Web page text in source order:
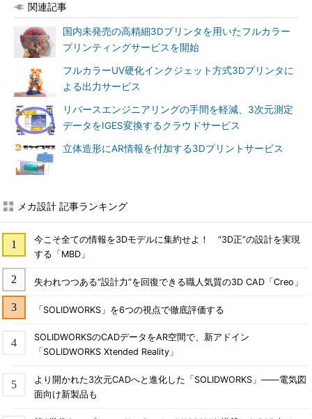
関連記事
国内未発売の高精細3Dプリンタを用いたフルカラー
プリンティングサービスを開始
フルカラーUV硬化インクジェット方式3Dプリンタに
よる出力サービス
リバースエンジニアリングの手間を軽減、3次元測定
データをIGES変換するクラウドサービス
立体造形にAR情報を付加する3Dプリントサービス
メカ設計 記事ランキング
今こそ全ての情報を3Dモデルに集約せよ！ “3D正”の設計を実現
する「MBD」
失われつつある“設計力”を回復できる職人気質の3D CAD「Creo」
「SOLIDWORKS」を6つの視点で徹底評価する
SOLIDWORKSのCADデータをAR空間で、新アドイン
「SOLIDWORKS Xtended Reality」
より開かれた3次元CADへと進化した「SOLIDWORKS」――電気図
面向け新製品も